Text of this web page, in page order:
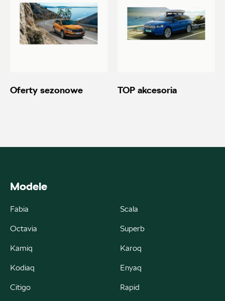
Oferty sezonowe TOP akcesoria
Autoremo
ul. Wiśniowieckiego 123, Nowy Sącz
ul. Szaflarska 170, Nowy Targ
Autorud Kielce
czesci@autorudkielce.pl
Modele
Fabia Scala
Octavia Superb
Kamiq Karoq
Kodiaq Enyaq
Citigo Rapid